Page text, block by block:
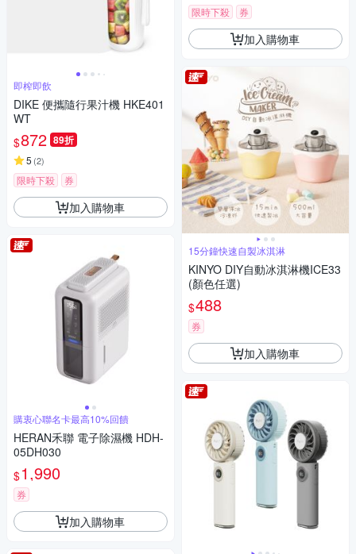
即榨即飲
DIKE 便攜隨行果汁機 HKE401
WT
$872 89折
5 (2)
限時下殺 券
加入購物車
購衷心聯名卡最高10%回饋
HERAN禾聯 電子除濕機 HDH-
05DH030
$1,990
券
加入購物車
限時下殺 券
加入購物車
15分鐘快速自製冰淇淋
KINYO DIY自動冰淇淋機ICE33
(顏色任選)
$488
券
加入購物車